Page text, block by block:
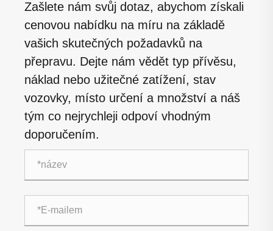
Zašlete nám svůj dotaz, abychom získali
cenovou nabídku na míru na základě
vašich skutečných požadavků na
přepravu. Dejte nám vědět typ přívěsu,
náklad nebo užitečné zatížení, stav
vozovky, místo určení a množství a náš
tým co nejrychleji odpoví vhodným
doporučením.